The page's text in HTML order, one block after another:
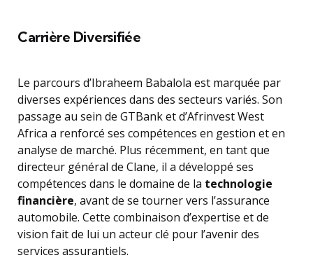
Carrière Diversifiée
Le parcours d’Ibraheem Babalola est marquée par
diverses expériences dans des secteurs variés. Son
passage au sein de GTBank et d’Afrinvest West
Africa a renforcé ses compétences en gestion et en
analyse de marché. Plus récemment, en tant que
directeur général de Clane, il a développé ses
compétences dans le domaine de la technologie
financière, avant de se tourner vers l’assurance
automobile. Cette combinaison d’expertise et de
vision fait de lui un acteur clé pour l’avenir des
services assurantiels.